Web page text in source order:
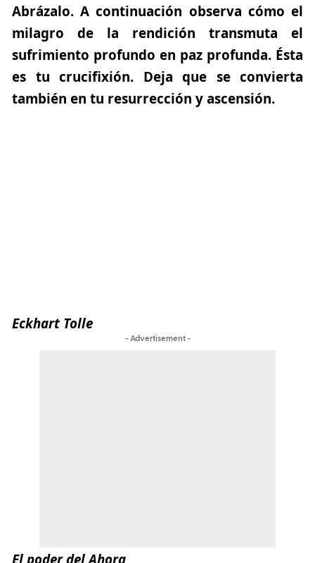
Abrázalo. A continuación observa cómo el
milagro de la rendición transmuta el
sufrimiento profundo en paz profunda. Ésta
es tu crucifixión. Deja que se convierta
también en tu resurrección y ascensión.
Eckhart Tolle
- Advertisement -